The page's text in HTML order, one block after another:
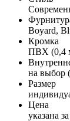
Boyard,
Кромка
ПВХ (0,4
на выбор
Размер
Цена
указана